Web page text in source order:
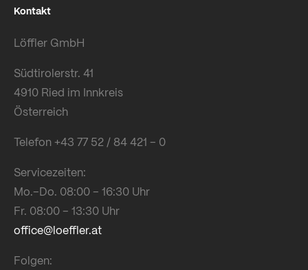
Kontakt
Löffler GmbH
Südtirolerstr. 41
4910 Ried im Innkreis
Österreich
Telefon +43 77 52 / 84 421 – 0
Servicezeiten:
Mo.–Do. 08:00 – 16:30 Uhr
Fr. 08:00 – 13:30 Uhr
office@loeffler.at
Folgen: